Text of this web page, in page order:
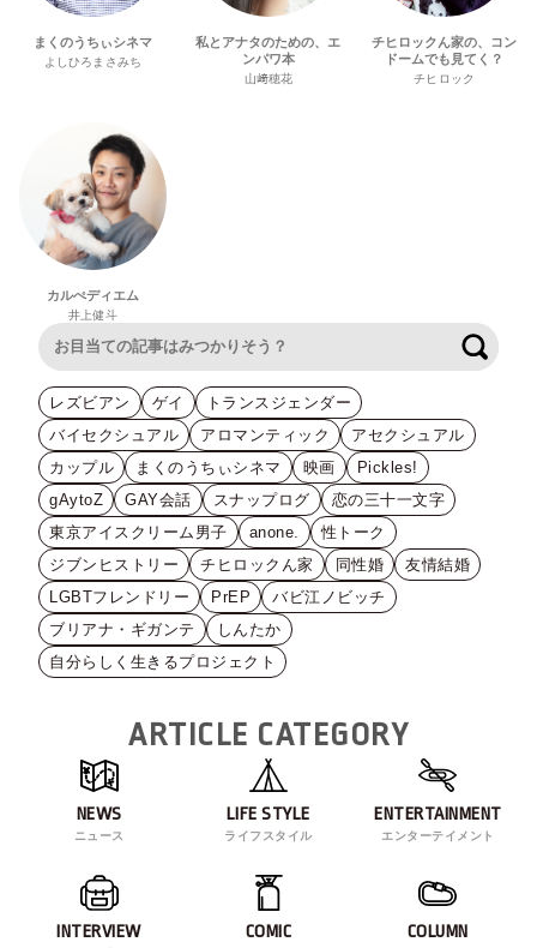
まくのうちぃシネマ
よしひろまさみち
私とアナタのための、エ
ンパワ本
山﨑穂花
チヒロックん家の、コン
ドームでも見てく？
チヒロック
カルぺディエム
井上健斗
レズビアン ゲイ
トランスジェンダー
バイセクシュアル
アロマンティック
アセクシュアル
カップル
まくのうちぃシネマ 映画
Pickles!
gAytoZ
GAY会話 スナップログ
恋の三十一文字
東京アイスクリーム男子
anone.
性トーク
ジブンヒストリー
チヒロックん家 同性婚
友情結婚
LGBTフレンドリー
PrEP
バビ江ノビッチ
ブリアナ・ギガンテ
しんたか
自分らしく生きるプロジェクト
ARTICLE CATEGORY
NEWS
ニュース
LIFE STYLE
ライフスタイル
ENTERTAINMENT
エンターテイメント
INTERVIEW COMIC COLUMN